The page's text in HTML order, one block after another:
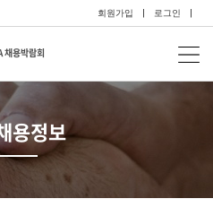
회원가입 로그인
채용박람회
용정보